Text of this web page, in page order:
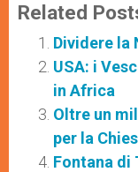
Related
Dividere la
USA: i
in Africa
Oltre un
per la
Fontana di